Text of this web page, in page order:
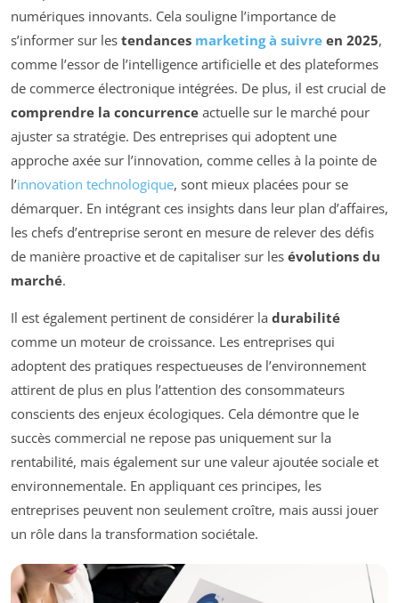
numériques innovants. Cela souligne l’importance de
s’informer sur les tendances marketing à suivre en 2025,
comme l’essor de l’intelligence artificielle et des plateformes
de commerce électronique intégrées. De plus, il est crucial de
comprendre la concurrence actuelle sur le marché pour
ajuster sa stratégie. Des entreprises qui adoptent une
approche axée sur l’innovation, comme celles à la pointe de
l’innovation technologique, sont mieux placées pour se
démarquer. En intégrant ces insights dans leur plan d’affaires,
les chefs d’entreprise seront en mesure de relever des défis
de manière proactive et de capitaliser sur les évolutions du
marché.
Il est également pertinent de considérer la durabilité
comme un moteur de croissance. Les entreprises qui
adoptent des pratiques respectueuses de l’environnement
attirent de plus en plus l’attention des consommateurs
conscients des enjeux écologiques. Cela démontre que le
succès commercial ne repose pas uniquement sur la
rentabilité, mais également sur une valeur ajoutée sociale et
environnementale. En appliquant ces principes, les
entreprises peuvent non seulement croître, mais aussi jouer
un rôle dans la transformation sociétale.